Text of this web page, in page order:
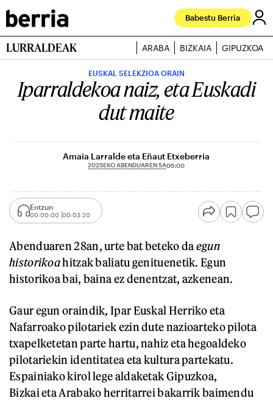
Babestu Berria
LURRALDEAK ARABA BIZKAIA GIPUZKOA
EUSKAL SELEKZIOA ORAIN
Iparraldekoa naiz, eta Euskadi
dut maite
Amaia Larralde eta Eñaut Etxeberria
2025EKO ABENDUAREN 5A05:00
Entzun
00:00:00 00:03:20
Abenduaren 28an, urte bat beteko daegun
historikoahitzak baliatu genituenetik. Egun
historikoa bai, baina ez denentzat, azkenean.
Gaur egun oraindik, Ipar Euskal Herriko eta
Nafarroako pilotariek ezin dute nazioarteko pilota
txapelketetan parte hartu, nahiz eta hegoaldeko
pilotariekin identitatea eta kultura partekatu.
Espainiako kirol lege aldaketak Gipuzkoa,
Bizkai eta Arabako herritarrei bakarrik baimendu